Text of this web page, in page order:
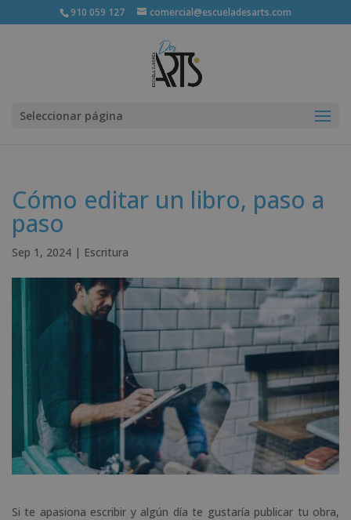
910 059 127 comercial@escueladesarts.com
Seleccionar página
Cómo editar un libro, paso a
paso
Sep 1, 2024 | Escritura
Si te apasiona escribir y algún día te gustaría publicar tu obra,